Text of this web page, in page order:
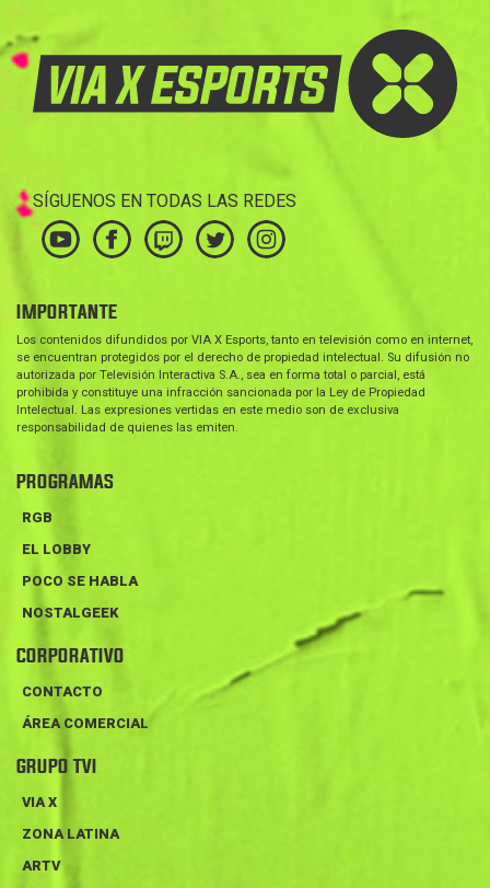
SÍGUENOS EN TODAS LAS REDES
IMPORTANTE
Los contenidos difundidos por VIA X Esports, tanto en televisión como en internet,
se encuentran protegidos por el derecho de propiedad intelectual. Su difusión no
autorizada por Televisión Interactiva S.A., sea en forma total o parcial, está
prohibida y constituye una infracción sancionada por la Ley de Propiedad
Intelectual. Las expresiones vertidas en este medio son de exclusiva
responsabilidad de quienes las emiten.
PROGRAMAS
RGB
EL LOBBY
POCO SE HABLA
NOSTALGEEK
CORPORATIVO
CONTACTO
ÁREA COMERCIAL
GRUPO TVI
VIA X
ZONA LATINA
ARTV